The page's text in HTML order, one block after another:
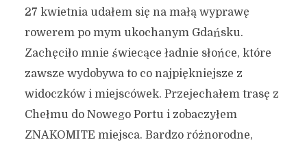
27 kwietnia udałem się na małą wyprawę
rowerem po mym ukochanym Gdańsku.
Zachęciło mnie świecące ładnie słońce, które
zawsze wydobywa to co najpiękniejsze z
widoczków i miejscówek. Przejechałem trasę z
Chełmu do Nowego Portu i zobaczyłem
ZNAKOMITE miejsca. Bardzo różnorodne,